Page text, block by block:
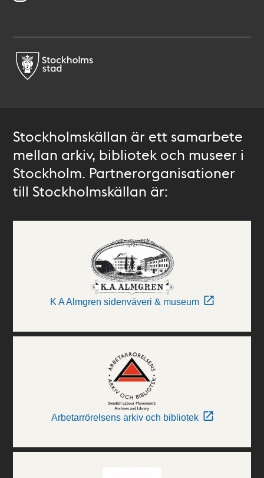
Stockholmskällan är ett samarbete
mellan arkiv, bibliotek och museer i
Stockholm. Partnerorganisationer
till Stockholmskällan är:
K A Almgren sidenväveri & museum
Arbetarrörelsens arkiv och bibliotek